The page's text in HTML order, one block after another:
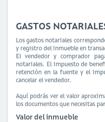
GASTOS
Los gastos notariales
y registro del inmueble en
El vendedor y comprador
notariales. El impuesto de
retención en la fuente y el
cancelar el vendedor.
Aquí podrás ver el valor
los documentos que necesitas
Valor del inmueble